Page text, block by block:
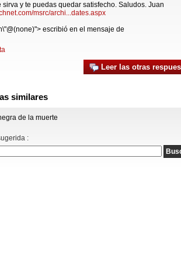
sirva y te puedas quedar satisfecho. Saludos. Juan
msrc/archi...dates.aspx
escribió en el mensaje de
Leer las otras
similares
de la muerte
: